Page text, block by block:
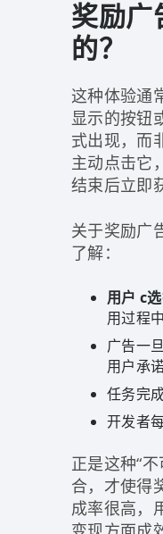
奖励广
的？
这种体验通
显示的按钮
式出现，而
主动点击它
结束后立即
关于奖励广
了解：
用户 c
用过程
广告一
用户承
任务完
开发者
正是这种“
合，才使得
成率很高，